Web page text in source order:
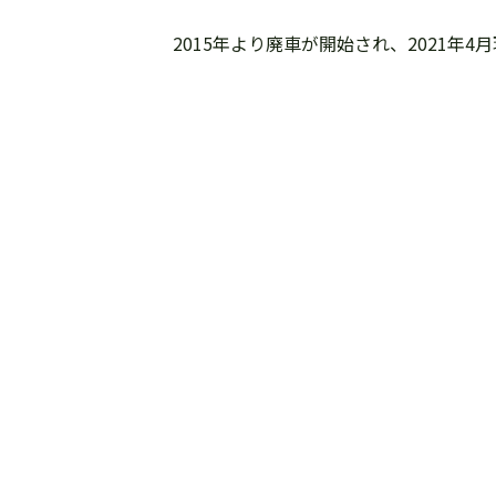
2015年より廃車が開始され、2021年4